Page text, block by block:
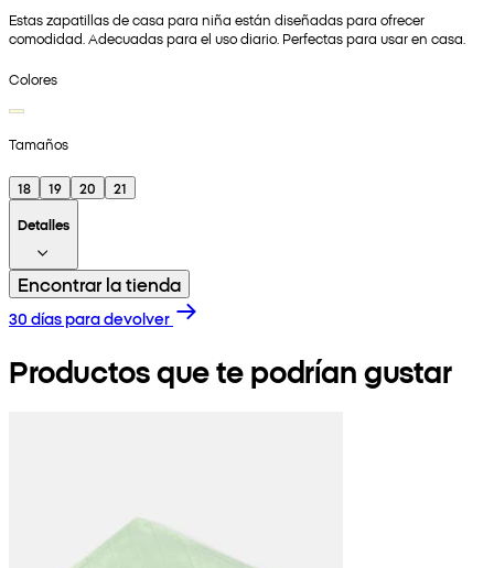
Estas zapatillas de casa para niña están diseñadas para ofrecer
comodidad. Adecuadas para el uso diario. Perfectas para usar en casa.
Colores
Tamaños
18 19 20
21
Detalles
Encontrar la tienda
30 días para devolver
Productos que te podrían gustar